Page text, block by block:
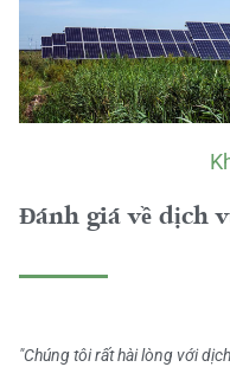
Đánh giá về dịch
"Chúng tôi rất hài lòng với